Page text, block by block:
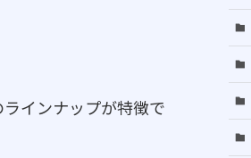
インナップが特徴で